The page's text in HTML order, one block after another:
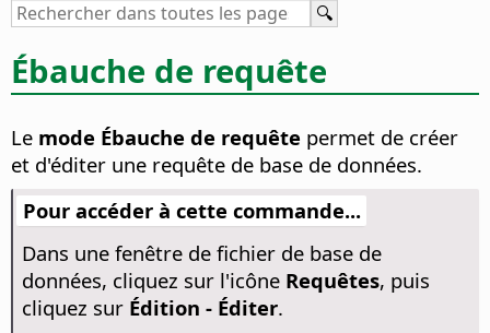
Ébauche de requête
Le mode Ébauche de requête permet de créer
et d'éditer une requête de base de données.
Pour accéder à cette commande...
Dans une fenêtre de fichier de base de
données, cliquez sur l'icône Requêtes, puis
cliquez sur Édition - Éditer.